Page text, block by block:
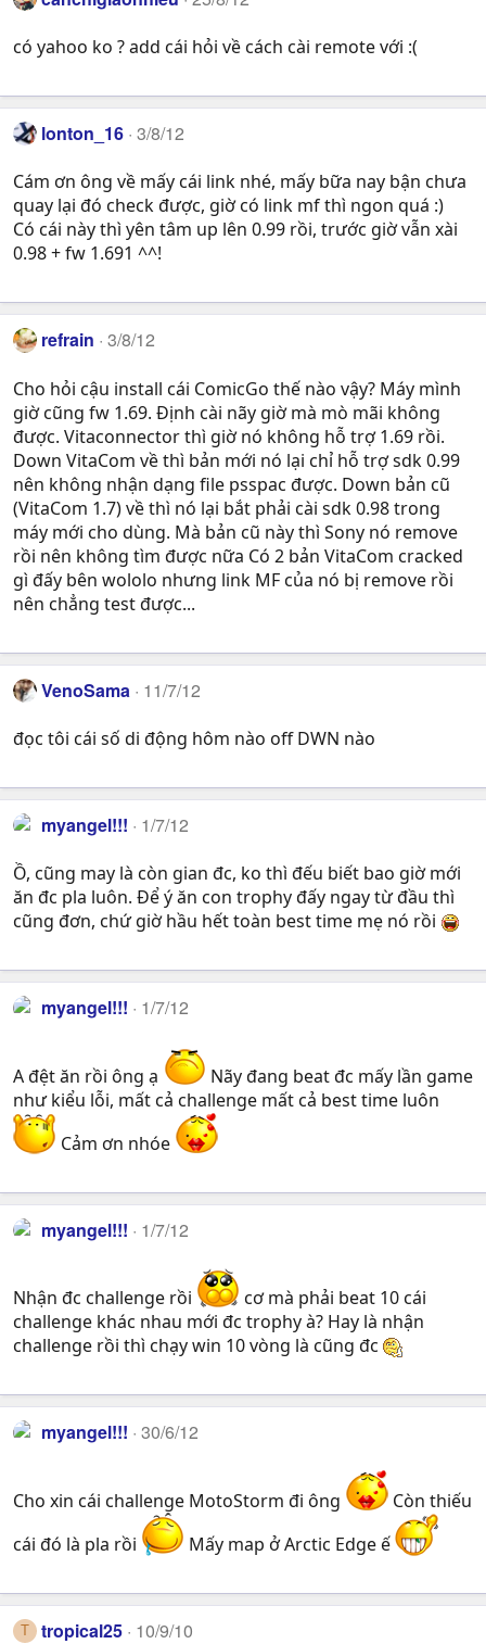
có yahoo ko ? add cái hỏi về cách cài remote với :(
lonton_16 3/8/12
Cám ơn ông về mấy cái link nhé, mấy bữa nay bận chưa
quay lại đó check được, giờ có link mf thì ngon quá :)
Có cái này thì yên tâm up lên 0.99 rồi, trước giờ vẫn xài
0.98 + fw 1.691 ^^!
refrain 3/8/12
Cho hỏi cậu install cái ComicGo thế nào vậy? Máy mình
giờ cũng fw 1.69. Định cài nãy giờ mà mò mãi không
được. Vitaconnector thì giờ nó không hỗ trợ 1.69 rồi.
Down VitaCom về thì bản mới nó lại chỉ hỗ trợ sdk 0.99
nên không nhận dạng file psspac được. Down bản cũ
(VitaCom 1.7) về thì nó lại bắt phải cài sdk 0.98 trong
máy mới cho dùng. Mà bản cũ này thì Sony nó remove
rồi nên không tìm được nữa Có 2 bản VitaCom cracked
gì đấy bên wololo nhưng link MF của nó bị remove rồi
nên chẳng test được...
VenoSama 11/7/12
đọc tôi cái số di động hôm nào off DWN nào
myangel!!! 1/7/12
Ồ, cũng may là còn gian đc, ko thì đếu biết bao giờ mới
ăn đc pla luôn. Để ý ăn con trophy đấy ngay từ đầu thì
cũng đơn, chứ giờ hầu hết toàn best time mẹ nó rồi
myangel!!! 1/7/12
A đệt ăn rồi ông ạ
Nãy đang beat đc mấy lần game
như kiểu lỗi, mất cả challenge mất cả best time luôn
Cảm ơn nhóe
myangel!!! 1/7/12
Nhận đc challenge rồi
cơ mà phải beat 10 cái
challenge khác nhau mới đc trophy à? Hay là nhận
challenge rồi thì chạy win 10 vòng là cũng đc
myangel!!! 30/6/12
Cho xin cái challenge MotoStorm đi ông
Còn thiếu
cái đó là pla rồi
Mấy map ở Arctic Edge ế
T tropical25 10/9/10